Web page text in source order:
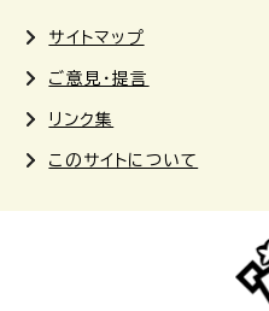
サイトマップ
ご意見・提言
リンク集
このサイトについて